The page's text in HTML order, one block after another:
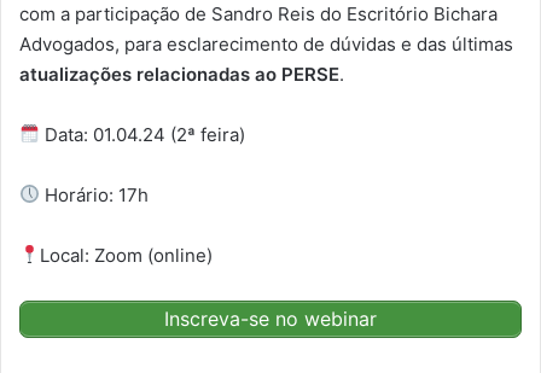
com a participação de Sandro Reis do Escritório Bichara
Advogados, para esclarecimento de dúvidas e das últimas
atualizações relacionadas ao PERSE.
Data: 01.04.24 (2ª feira)
Horário: 17h
Local: Zoom (online)
Inscreva-se no webinar